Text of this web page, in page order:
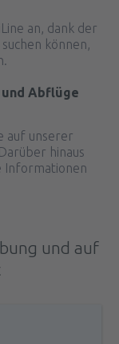
an, dank der
können,
Abflüge
auf unserer
hinaus
Informationen
und auf